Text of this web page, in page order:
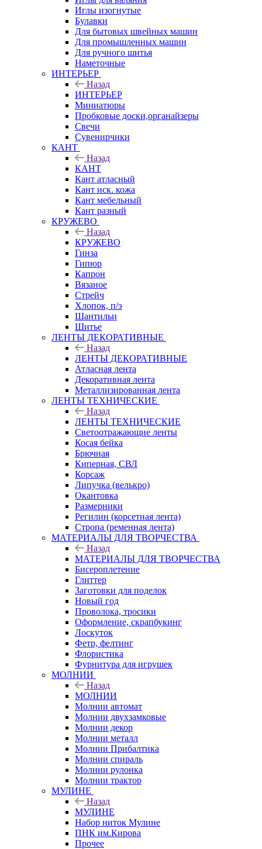
Иглы изогнутые
Булавки
Для бытовых швейных машин
Для промышленных машин
Для ручного шитья
Наметочные
ИНТЕРЬЕР
Назад
ИНТЕРЬЕР
Миниатюры
Пробковые доски,органайзеры
Свечи
Сувенирчики
КАНТ
Назад
КАНТ
Кант атласный
Кант иск. кожа
Кант мебельный
Кант разный
КРУЖЕВО
Назад
КРУЖЕВО
Гинза
Гипюр
Капрон
Вязаное
Стрейч
Хлопок, п/э
Шантильи
Шитье
ЛЕНТЫ ДЕКОРАТИВНЫЕ
Назад
ЛЕНТЫ ДЕКОРАТИВНЫЕ
Атласная лента
Декоративная лента
Металлизированная лента
ЛЕНТЫ ТЕХНИЧЕСКИЕ
Назад
ЛЕНТЫ ТЕХНИЧЕСКИЕ
Светоотражающие ленты
Косая бейка
Брючная
Киперная, СВЛ
Корсаж
Липучка (велькро)
Окантовка
Размерники
Регилин (корсетная лента)
Стропа (ременная лента)
МАТЕРИАЛЫ ДЛЯ ТВОРЧЕСТВА
Назад
МАТЕРИАЛЫ ДЛЯ ТВОРЧЕСТВА
Бисероплетение
Глиттер
Заготовки для поделок
Новый год
Проволока, тросики
Оформление, скрапбукинг
Лоскуток
Фетр, фелтинг
Флористика
Фурнитура для игрушек
МОЛНИИ
Назад
МОЛНИИ
Молнии автомат
Молнии двухзамковые
Молнии декор
Молнии металл
Молнии Прибалтика
Молнии спираль
Молнии рулонка
Молнии трактор
МУЛИНЕ
Назад
МУЛИНЕ
Набор ниток Мулине
ПНК им.Кирова
Прочее